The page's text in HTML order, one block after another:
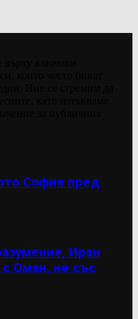
София пред
Иран
с Оман, не със